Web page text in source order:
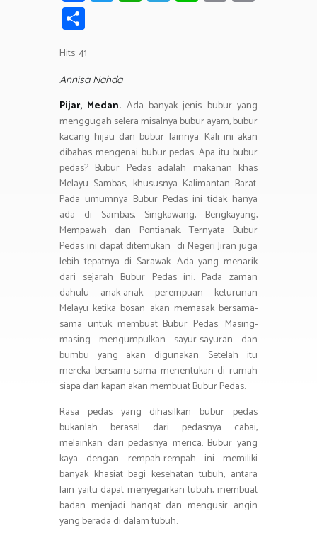
ce
o
ok
wi h
p
p
el
m
n in
h
ar
e
Hits: 41
Annisa Nahda
Pijar, Medan. Ada banyak jenis bubur yang
menggugah selera misalnya bubur ayam, bubur
kacang hijau dan bubur lainnya. Kali ini akan
dibahas mengenai bubur pedas. Apa itu bubur
pedas? Bubur Pedas adalah makanan khas
Melayu Sambas, khususnya Kalimantan Barat.
Pada umumnya Bubur Pedas ini tidak hanya
ada di Sambas, Singkawang, Bengkayang,
Mempawah dan Pontianak. Ternyata Bubur
Pedas ini dapat ditemukan di Negeri Jiran juga
lebih tepatnya di Sarawak. Ada yang menarik
dari sejarah Bubur Pedas ini. Pada zaman
dahulu anak-anak perempuan keturunan
Melayu ketika bosan akan memasak bersama-
sama untuk membuat Bubur Pedas. Masing-
masing mengumpulkan sayur-sayuran dan
bumbu yang akan digunakan. Setelah itu
mereka bersama-sama menentukan di rumah
siapa dan kapan akan membuat Bubur Pedas.
Rasa pedas yang dihasilkan bubur pedas
bukanlah berasal dari pedasnya cabai,
melainkan dari pedasnya merica. Bubur yang
kaya dengan rempah-rempah ini memiliki
banyak khasiat bagi kesehatan tubuh, antara
lain yaitu dapat menyegarkan tubuh, membuat
badan menjadi hangat dan mengusir angin
yang berada di dalam tubuh.